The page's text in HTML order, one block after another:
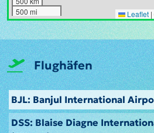
500 mi
Leaflet |
Flughäfen
BJL: Banjul International
DSS: Blaise Diagne